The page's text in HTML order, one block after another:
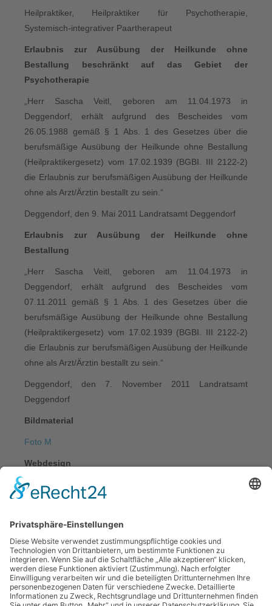
Heilpraktiker, Heilpraktiker für Psychotherapie,
Systemisch-integrativer Paartherapeut
Erlaubnis zur Ausübung der Heilkunde ohne
Bestallung beschränkt auf das Gebiet der
Psychotherapie
„Herr Sascha Veitl, geboren am 11.04.1973 in
Deggendorf, erhält aufgrund des Bescheides vom
26.05.1988 gemäß § 1 Abs. 1 des Gesetzes über die
berufsmäßige Ausübung der Heilkunde ohne Bestallung
(Heilpraktikergesetz) vom 17.02.1939 (BGBI. III 2122-2)
die Erlaubnis zur berufsmäßigen Ausübung der Heilkunde
ohne als Arzt/Ärztin bestallt zu sein.“
Deggendorf, den 9. Mai 2011 Landratsamt Deggendorf
Erlaubnis zur Ausübung der Heilkunde ohne
Bestallung
„Herr Sascha Veitl, geboren am 11.04.1973 in
Deggendorf, erhält aufgrund des Bescheides vom
07.11.2011 gemäß § 1 Abs. 1 des Gesetzes über die
berufsmäßige Ausübung der Heilkunde ohne Bestallung
(Heilpraktikergesetz) vom 17.02.1939 (BGBI. III 2122-2)
die Erlaubnis zur berufsmäßigen Ausübung der Heilkunde
ohne als Arzt/Ärztin bestallt zu sein.“
Deggendorf, den 7. November 2011 Landratsamt
Deggendorf
Bildmaterial
Foto M
Webdesign
Cornelia Andrös - Büro für Werbegrafik / etwas-
androes.de
Quelle:https://www.e-recht24.de